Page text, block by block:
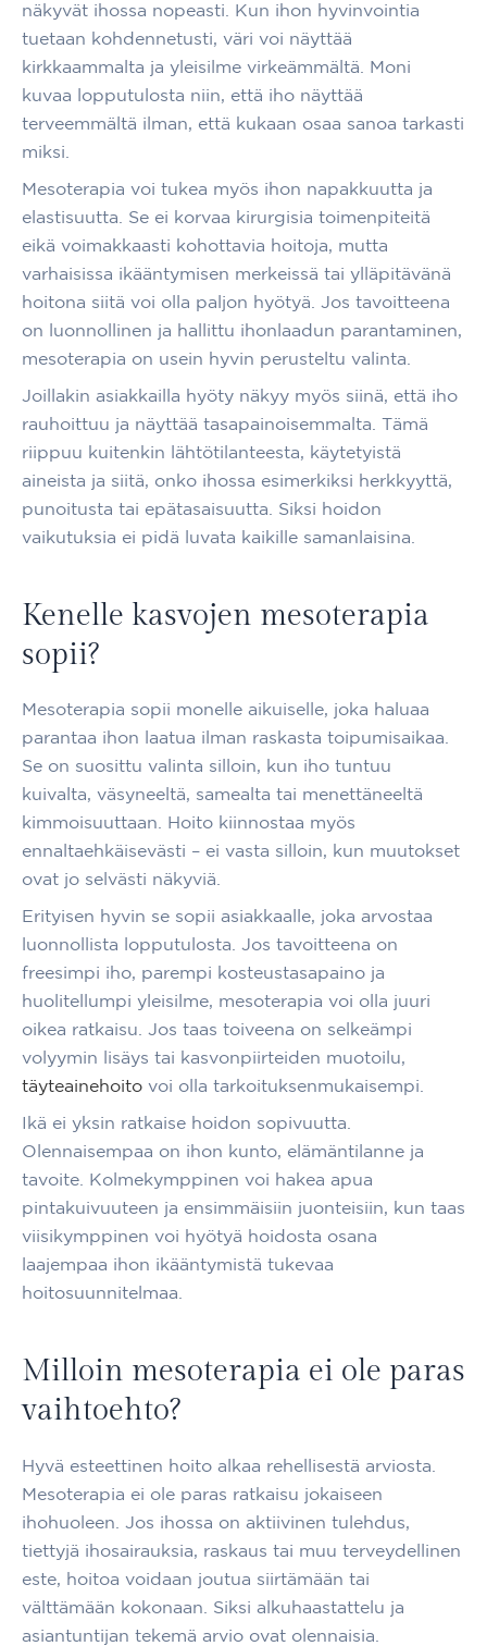
näkyvät ihossa nopeasti. Kun ihon hyvinvointia
tuetaan kohdennetusti, väri voi näyttää
kirkkaammalta ja yleisilme virkeämmältä. Moni
kuvaa lopputulosta niin, että iho näyttää
terveemmältä ilman, että kukaan osaa sanoa tarkasti
miksi.
Mesoterapia voi tukea myös ihon napakkuutta ja
elastisuutta. Se ei korvaa kirurgisia toimenpiteitä
eikä voimakkaasti kohottavia hoitoja, mutta
varhaisissa ikääntymisen merkeissä tai ylläpitävänä
hoitona siitä voi olla paljon hyötyä. Jos tavoitteena
on luonnollinen ja hallittu ihonlaadun parantaminen,
mesoterapia on usein hyvin perusteltu valinta.
Joillakin asiakkailla hyöty näkyy myös siinä, että iho
rauhoittuu ja näyttää tasapainoisemmalta. Tämä
riippuu kuitenkin lähtötilanteesta, käytetyistä
aineista ja siitä, onko ihossa esimerkiksi herkkyyttä,
punoitusta tai epätasaisuutta. Siksi hoidon
vaikutuksia ei pidä luvata kaikille samanlaisina.
Kenelle kasvojen mesoterapia
sopii?
Mesoterapia sopii monelle aikuiselle, joka haluaa
parantaa ihon laatua ilman raskasta toipumisaikaa.
Se on suosittu valinta silloin, kun iho tuntuu
kuivalta, väsyneeltä, samealta tai menettäneeltä
kimmoisuuttaan. Hoito kiinnostaa myös
ennaltaehkäisevästi – ei vasta silloin, kun muutokset
ovat jo selvästi näkyviä.
Erityisen hyvin se sopii asiakkaalle, joka arvostaa
luonnollista lopputulosta. Jos tavoitteena on
freesimpi iho, parempi kosteustasapaino ja
huolitellumpi yleisilme, mesoterapia voi olla juuri
oikea ratkaisu. Jos taas toiveena on selkeämpi
volyymin lisäys tai kasvonpiirteiden muotoilu,
täyteainehoito voi olla tarkoituksenmukaisempi.
Ikä ei yksin ratkaise hoidon sopivuutta.
Olennaisempaa on ihon kunto, elämäntilanne ja
tavoite. Kolmekymppinen voi hakea apua
pintakuivuuteen ja ensimmäisiin juonteisiin, kun taas
viisikymppinen voi hyötyä hoidosta osana
laajempaa ihon ikääntymistä tukevaa
hoitosuunnitelmaa.
Milloin mesoterapia ei ole paras
vaihtoehto?
Hyvä esteettinen hoito alkaa rehellisestä arviosta.
Mesoterapia ei ole paras ratkaisu jokaiseen
ihohuoleen. Jos ihossa on aktiivinen tulehdus,
tiettyjä ihosairauksia, raskaus tai muu terveydellinen
este, hoitoa voidaan joutua siirtämään tai
välttämään kokonaan. Siksi alkuhaastattelu ja
asiantuntijan tekemä arvio ovat olennaisia.